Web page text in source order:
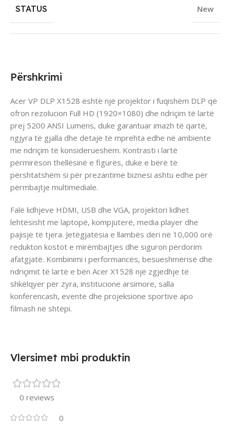
Përshkrimi
Acer VP DLP X1528 është një projektor i fuqishëm DLP që
ofron rezolucion Full HD (1920×1080) dhe ndriçim të lartë
prej 5200 ANSI Lumens, duke garantuar imazh të qartë,
ngjyra të gjalla dhe detaje të mprehta edhe në ambiente
me ndriçim të konsiderueshëm. Kontrasti i lartë
përmirëson thellësinë e figurës, duke e bërë të
përshtatshëm si për prezantime biznesi ashtu edhe për
përmbajtje multimediale.
Falë lidhjeve HDMI, USB dhe VGA, projektori lidhet
lehtësisht me laptopë, kompjuterë, media player dhe
pajisje të tjera. Jetëgjatësia e llambës deri në 10,000 orë
redukton kostot e mirëmbajtjes dhe siguron përdorim
afatgjatë. Kombinimi i performancës, besueshmërisë dhe
ndriçimit të lartë e bën Acer X1528 një zgjedhje të
shkëlqyer për zyra, institucione arsimore, salla
konferencash, evente dhe projeksione sportive apo
filmash në shtëpi.
STATUS New
Vlersimet mbi produktin
0 reviews
0